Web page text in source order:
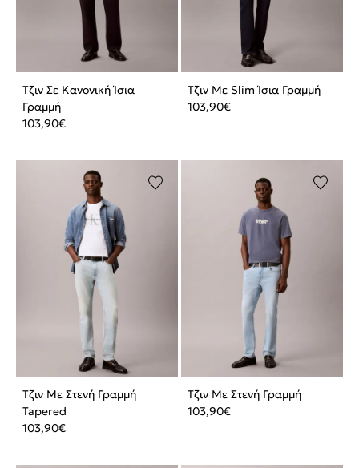
Τζιν Σε Κανονική Ίσια
Γραμμή
103,90€
Τζιν Με Slim Ίσια Γραμμή
103,90€
Τζιν Με Στενή Γραμμή
Tapered
103,90€
Τζιν Με Στενή Γραμμή
103,90€